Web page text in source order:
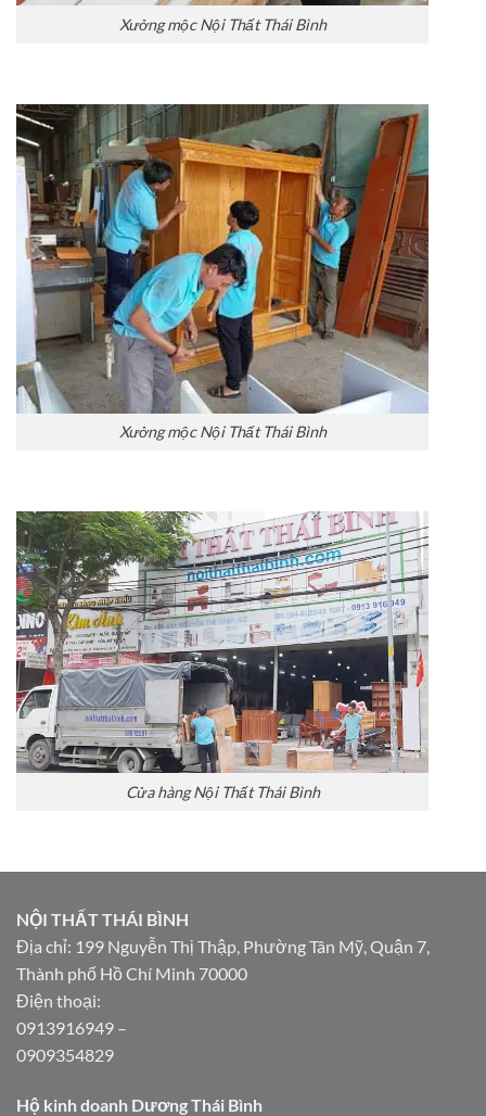
Xưởng mộc Nội Thất Thái Bình
Xưởng mộc Nội Thất Thái Bình
Cửa hàng Nội Thất Thái Bình
NỘI THẤT THÁI BÌNH
Địa chỉ: 199 Nguyễn Thị Thập, Phường Tân Mỹ, Quận 7,
Thành phố Hồ Chí Minh 70000
Điện thoại:
0913916949 –
0909354829
Hộ kinh doanh Dương Thái Bình